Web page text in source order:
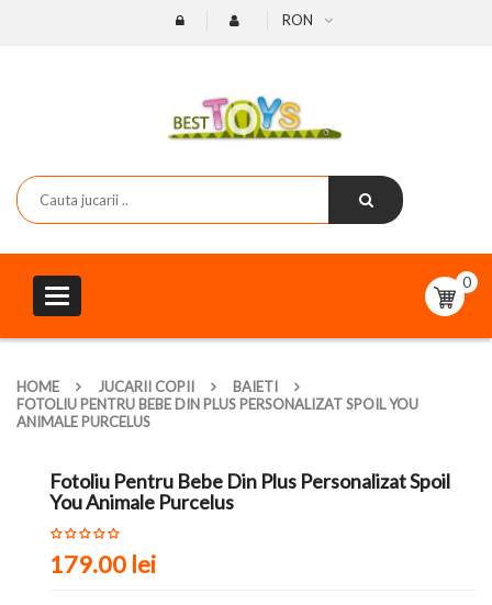
RON
Toggle
navigation
0
HOME JUCARII COPII
BAIETI
FOTOLIU PENTRU BEBE DIN PLUS PERSONALIZAT SPOIL YOU
ANIMALE PURCELUS
Fotoliu Pentru Bebe Din Plus Personalizat Spoil
You Animale Purcelus
179.00 lei